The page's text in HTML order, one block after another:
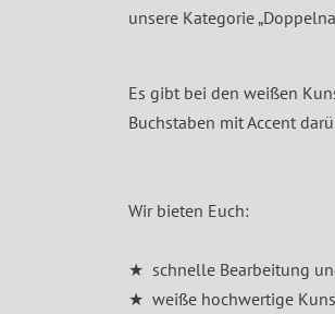
unsere Kategorie
Es gibt bei den weißen
Buchstaben mit Accent
Wir bieten Euch:
★ schnelle Bearbeitung
★ weiße hochwertige